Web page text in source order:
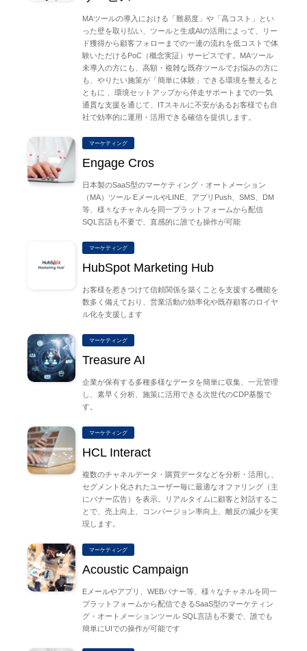
MAツールの導入における「難易度」や「高コスト」とい
った壁を取り払い、ツールと生成AIの活用によって、リー
ド獲得から顧客フォローまでの一連の流れを低コストで体
験いただけるPoC（概念実証）サービスです。MAツール
未導入の方にも、高額・複雑な既存ツールでお悩みの方に
も、やりたい施策が「簡単に体験」できる環境を整えると
ともに 、環境セットアップから伴走サポートまでの一気
通貫な支援を通じて、ITスキルに不安があるお客様でも自
社で効率的に運用・活用できる確信を提供します。
マーケティング
Engage Cros
日本製のSaaS型のマーケティング・オートメーション
（MA）ツール EメールやLINE、アプリPush、SMS、DM
等、様々なチャネルを同一プラットフォームから配信
SQL言語も不要で、直感的に誰でも操作が可能
マーケティング
HubSpot Marketing Hub
お客様を惹きつけて信頼関係を築くことを支援する機能を
数多く備えており、営業活動の効率化や既存顧客のロイヤ
ル化を支援します
マーケティング
Treasure AI
企業が保有する多種多様なデータを簡単に収集、一元管理
し、素早く分析、施策に活用できる次世代のCDP基盤で
す。
マーケティング
HCL Interact
複数のチャネルデータ・購買データなどを分析・活用し、
セグメント化されたユーザー毎に最適なオファリング（主
にバナー広告）を表示。リアルタイムに顧客と対話するこ
とで、売上向上、コンバージョン率向上、離反の減少を実
現します。
マーケティング
Acoustic Campaign
Eメールやアプリ、WEBバナー等、様々なチャネルを同一
プラットフォームから配信できるSaaS型のマーケティン
グ・オートメーションツール SQL言語も不要で、誰でも
簡単にUIでの操作が可能です